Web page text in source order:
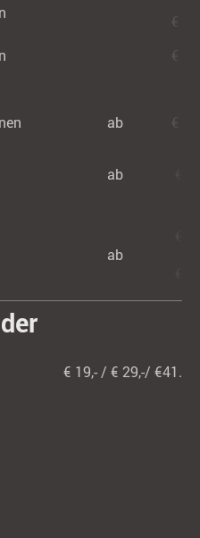
€
€
ab €
ab
ab
€ 19,- / € 29,-/ €41.-/